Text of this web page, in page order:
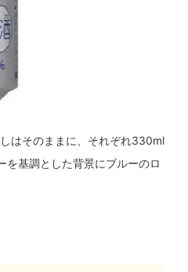
はそのままに、それぞれ330ml
を基調とした背景にブルーのロ